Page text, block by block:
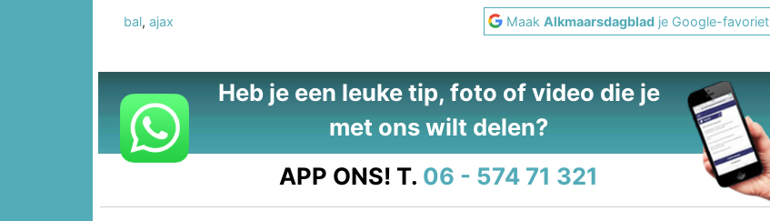
bal, ajax MaakAlkmaarsdagblad je Google-favoriet
Heb je een leuke tip, foto of video die je
met ons wilt delen?
APP ONS! T. 06 - 574 71 321